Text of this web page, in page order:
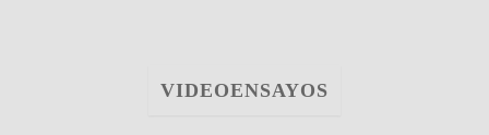
VIDEOENSAYOS